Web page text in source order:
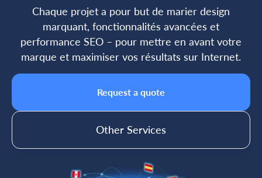
Chaque projet a pour but de marier design
marquant, fonctionnalités avancées et
performance SEO – pour mettre en avant votre
marque et maximiser vos résultats sur Internet.
Request a quote
Other Services